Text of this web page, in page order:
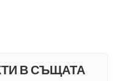
В СЪЩАТА